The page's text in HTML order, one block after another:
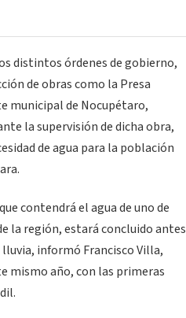
distintos órdenes de gobierno,
de obras como la Presa
municipal de Nocupétaro,
la supervisión de dicha obra,
de agua para la población
contendrá el agua de uno de
la región, estará concluido antes
informó Francisco Villa,
mismo año, con las primeras